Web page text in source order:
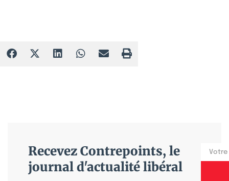
Recevez Contrepoints, le
journal d'actualité libéral